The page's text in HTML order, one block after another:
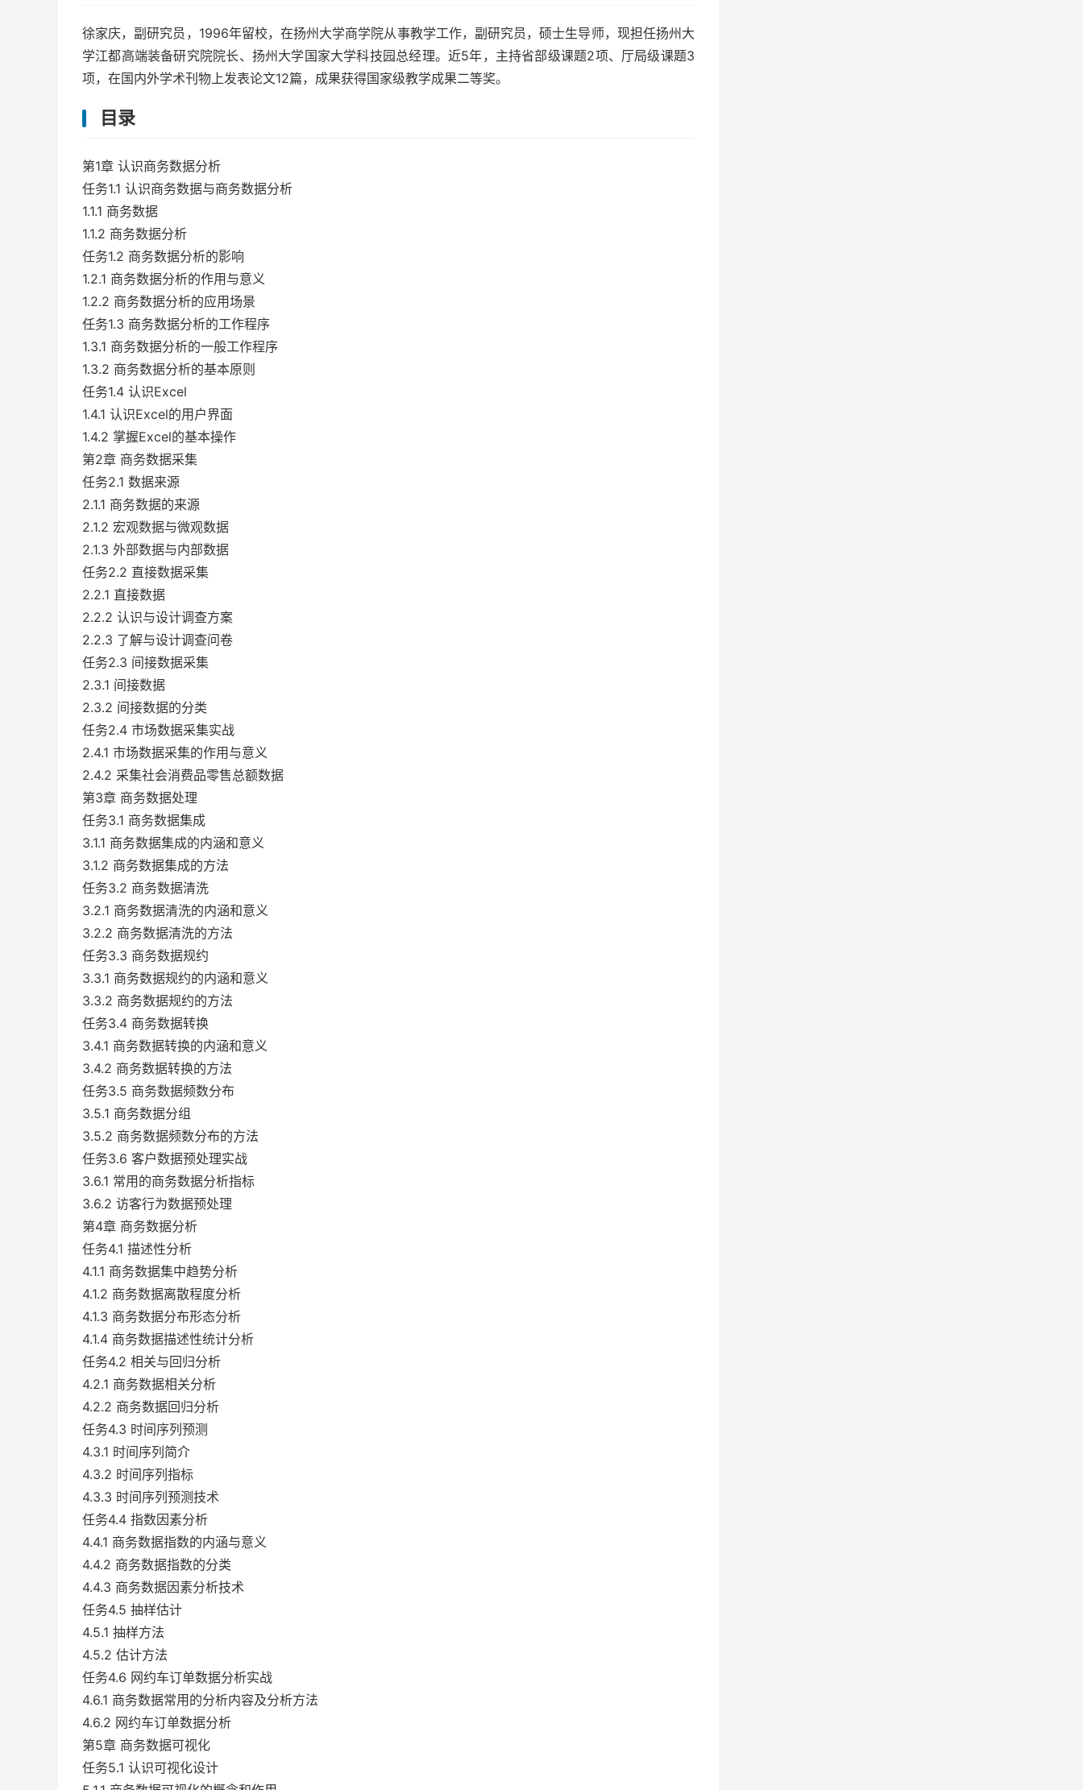
徐家庆，副研究员，1996年留校，在扬州大学商学院从事教学工作，副研究员，硕士生导师，现担任扬州大
学江都高端装备研究院院长、扬州大学国家大学科技园总经理。近5年，主持省部级课题2项、厅局级课题3
项，在国内外学术刊物上发表论文12篇，成果获得国家级教学成果二等奖。
目录
第1章 认识商务数据分析
任务1.1 认识商务数据与商务数据分析
1.1.1 商务数据
1.1.2 商务数据分析
任务1.2 商务数据分析的影响
1.2.1 商务数据分析的作用与意义
1.2.2 商务数据分析的应用场景
任务1.3 商务数据分析的工作程序
1.3.1 商务数据分析的一般工作程序
1.3.2 商务数据分析的基本原则
任务1.4 认识Excel
1.4.1 认识Excel的用户界面
1.4.2 掌握Excel的基本操作
第2章 商务数据采集
任务2.1 数据来源
2.1.1 商务数据的来源
2.1.2 宏观数据与微观数据
2.1.3 外部数据与内部数据
任务2.2 直接数据采集
2.2.1 直接数据
2.2.2 认识与设计调查方案
2.2.3 了解与设计调查问卷
任务2.3 间接数据采集
2.3.1 间接数据
2.3.2 间接数据的分类
任务2.4 市场数据采集实战
2.4.1 市场数据采集的作用与意义
2.4.2 采集社会消费品零售总额数据
第3章 商务数据处理
任务3.1 商务数据集成
3.1.1 商务数据集成的内涵和意义
3.1.2 商务数据集成的方法
任务3.2 商务数据清洗
3.2.1 商务数据清洗的内涵和意义
3.2.2 商务数据清洗的方法
任务3.3 商务数据规约
3.3.1 商务数据规约的内涵和意义
3.3.2 商务数据规约的方法
任务3.4 商务数据转换
3.4.1 商务数据转换的内涵和意义
3.4.2 商务数据转换的方法
任务3.5 商务数据频数分布
3.5.1 商务数据分组
3.5.2 商务数据频数分布的方法
任务3.6 客户数据预处理实战
3.6.1 常用的商务数据分析指标
3.6.2 访客行为数据预处理
第4章 商务数据分析
任务4.1 描述性分析
4.1.1 商务数据集中趋势分析
4.1.2 商务数据离散程度分析
4.1.3 商务数据分布形态分析
4.1.4 商务数据描述性统计分析
任务4.2 相关与回归分析
4.2.1 商务数据相关分析
4.2.2 商务数据回归分析
任务4.3 时间序列预测
4.3.1 时间序列简介
4.3.2 时间序列指标
4.3.3 时间序列预测技术
任务4.4 指数因素分析
4.4.1 商务数据指数的内涵与意义
4.4.2 商务数据指数的分类
4.4.3 商务数据因素分析技术
任务4.5 抽样估计
4.5.1 抽样方法
4.5.2 估计方法
任务4.6 网约车订单数据分析实战
4.6.1 商务数据常用的分析内容及分析方法
4.6.2 网约车订单数据分析
第5章 商务数据可视化
任务5.1 认识可视化设计